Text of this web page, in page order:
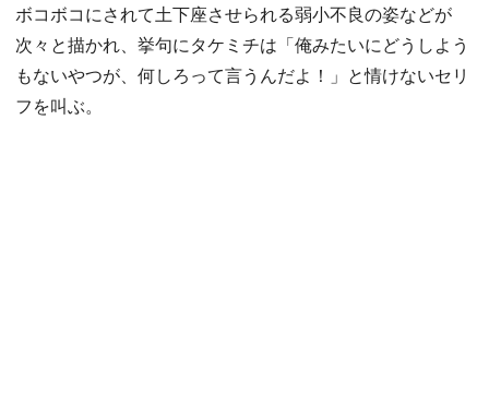
ボコボコにされて土下座させられる弱小不良の姿などが
次々と描かれ、挙句にタケミチは「俺みたいにどうしよう
もないやつが、何しろって言うんだよ！」と情けないセリ
フを叫ぶ。